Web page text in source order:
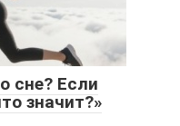
сне? Если
значит?»